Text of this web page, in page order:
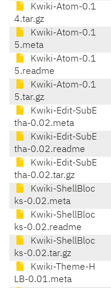
Kwiki-Atom-0.1
4.tar.gz
Kwiki-Atom-0.1
5.meta
Kwiki-Atom-0.1
5.readme
Kwiki-Atom-0.1
5.tar.gz
Kwiki-Edit-SubE
tha-0.02.meta
Kwiki-Edit-SubE
tha-0.02.readme
Kwiki-Edit-SubE
tha-0.02.tar.gz
Kwiki-ShellBloc
ks-0.02.meta
Kwiki-ShellBloc
ks-0.02.readme
Kwiki-ShellBloc
ks-0.02.tar.gz
Kwiki-Theme-H
LB-0.01.meta